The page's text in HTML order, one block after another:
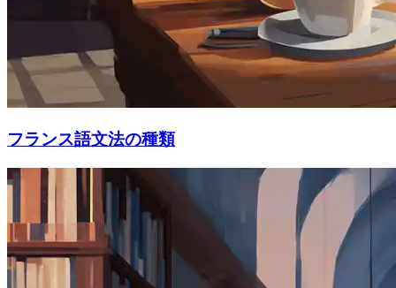
フランス語文法の種類